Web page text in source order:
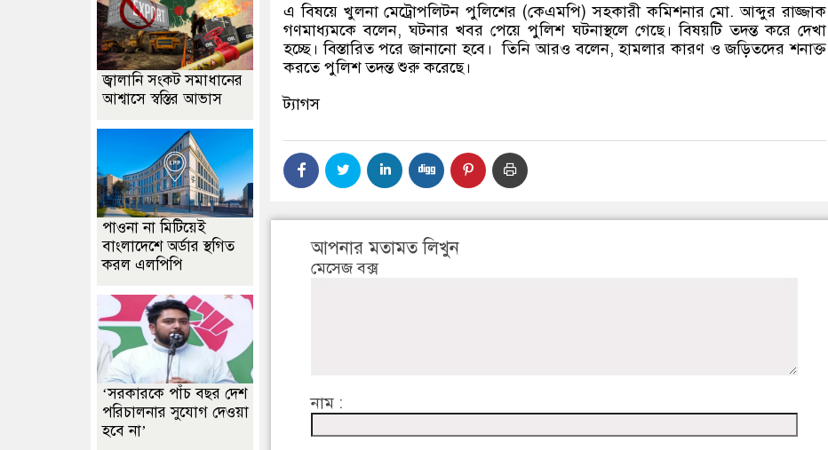
এ বিষয়ে খুলনা মেট্রোপলিটন পুলিশের (কেএমপি)সহকারী কমিশনার মো.আব্দুর রাজ্জাক
গণমাধ্যমকে বলেন,ঘটনার খবর পেয়ে পুলিশ ঘটনাস্থলে গেছে। বিষয়টি তদন্ত করে দেখা
হচ্ছে। বিস্তারিত পরে জানানো হবে। তিনি আরও বলেন,হামলার কারণ ও জড়িতদের শনাক্ত
করতে পুলিশ তদন্ত শুরু করেছে।
ট্যাগস
আপনার মতামত লিখুন
মেসেজ বক্স
নাম :
জ্বালানি সংকট সমাধানের
আশ্বাসে স্বস্তির আভাস
পাওনা না মিটিয়েই
বাংলাদেশে অর্ডার স্থগিত
করল এলপিপি
‘সরকারকে পাঁচ বছর দেশ
পরিচালনার সুযোগ দেওয়া
হবে না’